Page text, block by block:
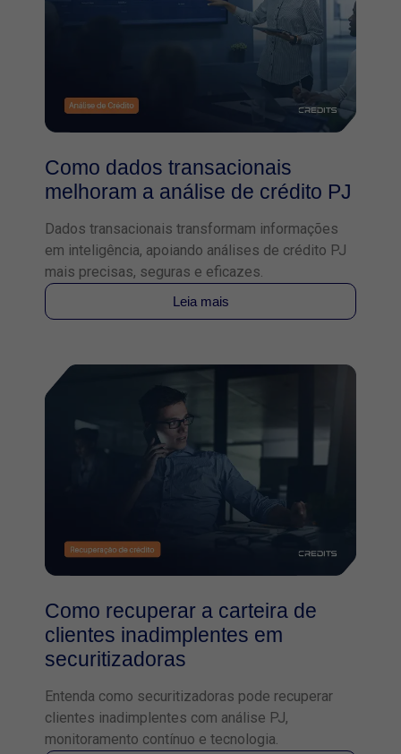
Como dados transacionais
melhoram a análise de crédito PJ
Dados transacionais transformam informações
em inteligência, apoiando análises de crédito PJ
mais precisas, seguras e eficazes.
Leia mais
Como recuperar a carteira de
clientes inadimplentes em
securitizadoras
Entenda como securitizadoras pode recuperar
clientes inadimplentes com análise PJ,
monitoramento contínuo e tecnologia.